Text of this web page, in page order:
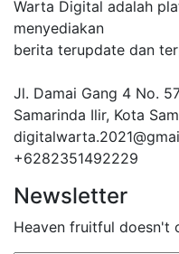
Warta Digital adalah
menyediakan
berita terupdate dan
Jl. Damai Gang 4 No.
Samarinda Ilir, Kota
+6282351492229
Newsletter
Heaven fruitful doesn't